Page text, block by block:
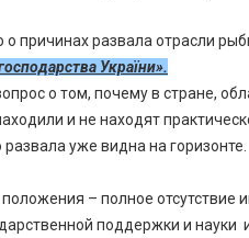
причинах развала отрасли
України».
о том, почему в стране,
и не находят
уже видна на горизонте.
– полное отсутствие
поддержки и